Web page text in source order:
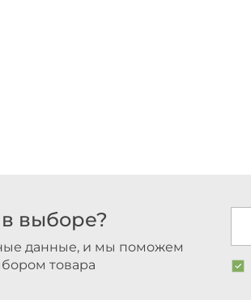
выборе?
данные, и мы поможем
товара